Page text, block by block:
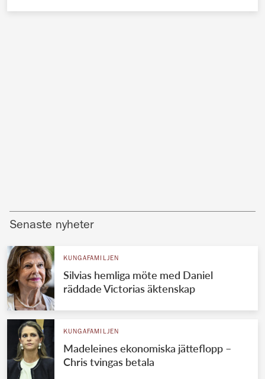
Senaste nyheter
KUNGAFAMILJEN
Silvias hemliga möte med Daniel
räddade Victorias äktenskap
KUNGAFAMILJEN
Madeleines ekonomiska jätteflopp –
Chris tvingas betala